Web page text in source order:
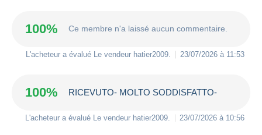
100% Ce membre n'a laissé aucun commentaire.
L'acheteur a évalué Le vendeur hatier2009 23/07/2026 à 11:53
100% RICEVUTO- MOLTO SODDISFATTO-
L'acheteur a évalué Le vendeur hatier2009 23/07/2026 à 10:56